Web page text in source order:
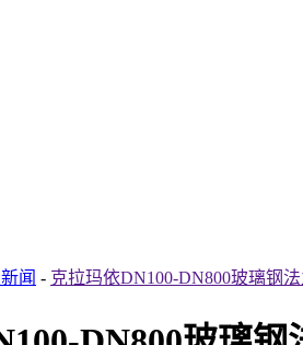
闻 - 克拉玛依DN100-DN800玻璃钢